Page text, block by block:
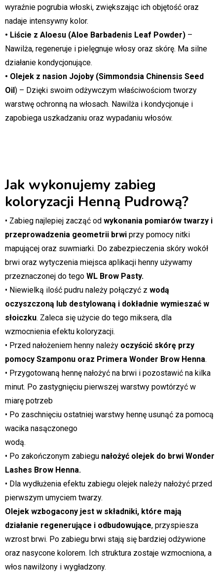
wyraźnie pogrubia włoski, zwiększając ich objętość oraz
nadaje intensywny kolor.
• Liście z Aloesu (Aloe Barbadenis Leaf Powder) –
Nawilża, regeneruje i pielęgnuje włosy oraz skórę. Ma silne
działanie kondycjonujące.
• Olejek z nasion Jojoby (Simmondsia Chinensis Seed
Oil) – Dzięki swoim odżywczym właściwościom tworzy
warstwę ochronną na włosach. Nawilża i kondycjonuje i
zapobiega uszkadzaniu oraz wypadaniu włosów.
Jak wykonujemy zabieg
koloryzacji Henną Pudrową?
• Zabieg najlepiej zacząć od wykonania pomiarów twarzy i
przeprowadzenia geometrii brwi przy pomocy nitki
mapującej oraz suwmiarki. Do zabezpieczenia skóry wokół
brwi oraz wytyczenia miejsca aplikacji henny używamy
przeznaczonej do tego WL Brow Pasty.
• Niewielką ilość pudru należy połączyć z wodą
oczyszczoną lub destylowaną i dokładnie wymieszać w
słoiczku. Zaleca się użycie do tego miksera, dla
wzmocnienia efektu koloryzacji.
• Przed nałożeniem henny należy oczyścić skórę przy
pomocy Szamponu oraz Primera Wonder Brow Henna.
• Przygotowaną hennę nałożyć na brwi i pozostawić na kilka
minut. Po zastygnięciu pierwszej warstwy powtórzyć w
miarę potrzeb
• Po zaschnięciu ostatniej warstwy hennę usunąć za pomocą
wacika nasączonego
wodą.
• Po zakończonym zabiegu nałożyć olejek do brwi Wonder
Lashes Brow Henna.
• Dla wydłużenia efektu zabiegu olejek należy nałożyć przed
pierwszym umyciem twarzy.
Olejek wzbogacony jest w składniki, które mają
działanie regenerujące i odbudowujące, przyspiesza
wzrost brwi. Po zabiegu brwi stają się bardziej odżywione
oraz nasycone kolorem. Ich struktura zostaje wzmocniona, a
włos nawilżony i wygładzony.